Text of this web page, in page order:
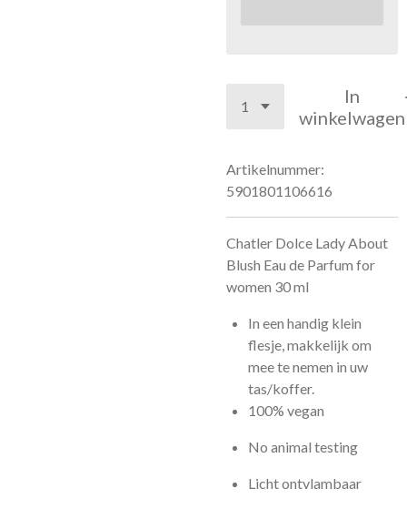
In
winkelwagen
Artikelnummer:
5901801106616
Chatler Dolce Lady About
Blush Eau de Parfum for
women 30 ml
In een handig klein
flesje, makkelijk om
mee te nemen in uw
tas/koffer.
100% vegan
No animal testing
Licht ontvlambaar